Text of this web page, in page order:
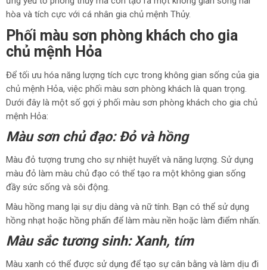
hòa và tích cực với cá nhân gia chủ mệnh Thủy.
Phối màu sơn phòng khách cho gia
chủ mệnh Hỏa
Để tối ưu hóa năng lượng tích cực trong không gian sống của gia
chủ mệnh Hỏa, việc phối màu sơn phòng khách là quan trọng.
Dưới đây là một số gợi ý phối màu sơn phòng khách cho gia chủ
mệnh Hỏa:
Màu sơn chủ đạo: Đỏ và hồng
Màu đỏ tượng trưng cho sự nhiệt huyết và năng lượng. Sử dụng
màu đỏ làm màu chủ đạo có thể tạo ra một không gian sống
đầy sức sống và sôi động.
Màu hồng mang lại sự dịu dàng và nữ tính. Bạn có thể sử dụng
hồng nhạt hoặc hồng phấn để làm màu nền hoặc làm điểm nhấn.
Màu sắc tương sinh: Xanh, tím
Màu xanh có thể được sử dụng để tạo sự cân bằng và làm dịu đi